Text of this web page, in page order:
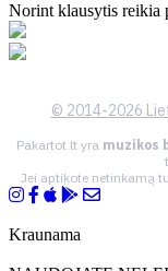
Norint klausytis reikia
© 2014-2026
Pakartot.lt yra muzikos
Jei aptikote netinkamą
Kraunama